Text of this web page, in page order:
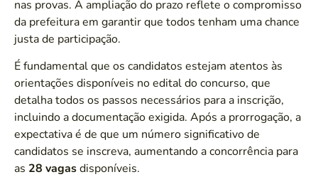
nas provas. A ampliação do prazo reflete o compromisso
da prefeitura em garantir que todos tenham uma chance
justa de participação.
É fundamental que os candidatos estejam atentos às
orientações disponíveis no edital do concurso, que
detalha todos os passos necessários para a inscrição,
incluindo a documentação exigida. Após a prorrogação, a
expectativa é de que um número significativo de
candidatos se inscreva, aumentando a concorrência para
as 28 vagasdisponíveis.